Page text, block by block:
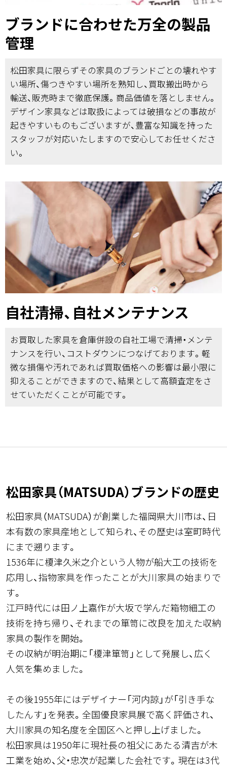
ブランドに合わせた万全の製品
管理
松田家具に限らずその家具のブランドごとの壊れやす
い場所、傷つきやすい場所を熟知し、買取搬出時から
輸送、販売時まで徹底保護。商品価値を落としません。
デザイン家具などは取扱によっては破損などの事故が
起きやすいものもございますが、豊富な知識を持った
スタッフが対応いたしますので安心してお任せくださ
い。
自社清掃、自社メンテナンス
お買取した家具を倉庫併設の自社工場で清掃・メンテ
ナンスを行い、コストダウンにつなげております。軽
微な損傷や汚れであれば買取価格への影響は最小限に
抑えることができますので、結果として高額査定をさ
せていただくことが可能です。
松田家具（MATSUDA）ブランドの歴史
松田家具（MATSUDA）が創業した福岡県大川市は、日
本有数の家具産地として知られ、その歴史は室町時代
にまで遡ります。
1536年に榎津久米之介という人物が船大工の技術を
応用し、指物家具を作ったことが大川家具の始まりで
す。
江戸時代には田ノ上嘉作が大坂で学んだ箱物細工の
技術を持ち帰り、それまでの箪笥に改良を加えた収納
家具の製作を開始。
その収納が明治期に「榎津箪笥」として発展し、広く
人気を集めました。
その後1955年にはデザイナー「河内諒」が「引き手な
したんす」を発表。全国優良家具展で高く評価され、
大川家具の知名度を全国区へと押し上げました。
松田家具は1950年に現社長の祖父にあたる清吉が木
工業を始め、父・忠次が起業した会社です。現在は3代